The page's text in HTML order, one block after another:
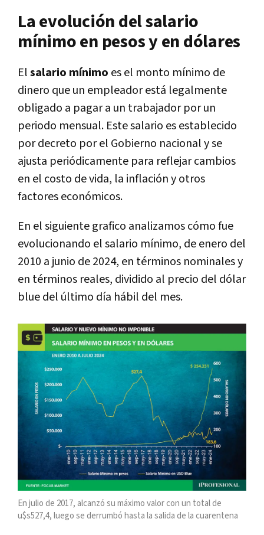
La evolución del salario
mínimo en pesos y en dólares
Elsalario mínimo es el monto mínimo de
dinero que un empleador está legalmente
obligado a pagar a un trabajador por un
periodo mensual. Este salario es establecido
por decreto por el Gobierno nacional y se
ajusta periódicamente para reflejar cambios
en el costo de vida, la inflación y otros
factores económicos.
En el siguiente grafico analizamos cómo fue
evolucionando el salario mínimo, de enero del
2010 a junio de 2024, en términos nominales y
en términos reales, dividido al precio del dólar
blue del último día hábil del mes.
En julio de 2017, alcanzó su máximo valor con un total de
u$s527,4, luego se derrumbó hasta la salida de la cuarentena